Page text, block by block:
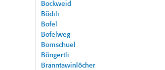
Bockweid
Bödili
Bofel
Bofelweg
Bomschuel
Böngertli
Branntawinlöcher